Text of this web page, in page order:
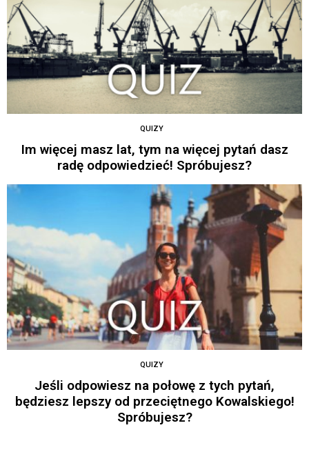
QUIZY
Im więcej masz lat, tym na więcej pytań dasz
radę odpowiedzieć! Spróbujesz?
QUIZY
Jeśli odpowiesz na połowę z tych pytań,
będziesz lepszy od przeciętnego Kowalskiego!
Spróbujesz?